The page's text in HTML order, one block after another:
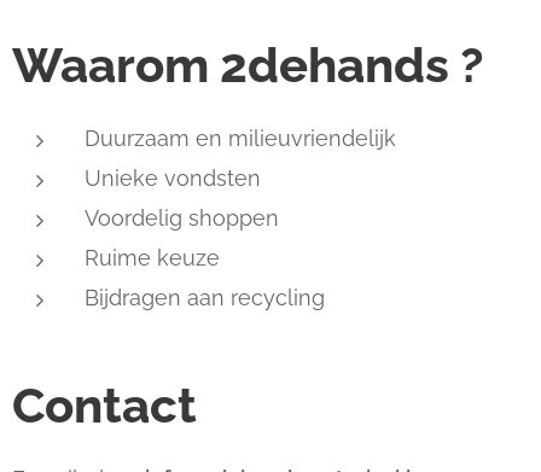
Waarom 2dehands ?
Duurzaam en milieuvriendelijk
Unieke vondsten
Voordelig shoppen
Ruime keuze
Bijdragen aan recycling
Contact